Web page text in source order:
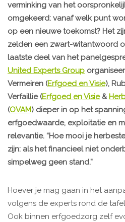
verminking van het
omgekeerd: vanaf welk punt
op een nieuwe toekomst? Het
zelden een zwart-witantwoord
laatste deel van het
United Experts Group
Vermeiren (Erfgoed en Visie),
Verfaillie (Erfgoed en Visie&
(OVAM) dieper in op het
erfgoedwaarde, exploitatie en
relevantie. “Hoe mooi je
zijn: als het financieel niet
simpelweg geen stand.”
Hoever je mag gaan in het
volgens de experts rond de
Ook binnen erfgoedzorg zelf